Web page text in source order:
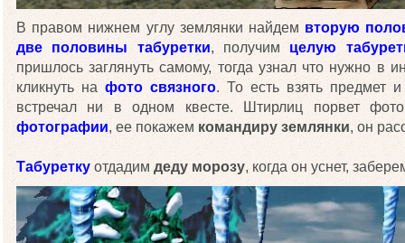
В правом нижнем углу землянки найдем вторую
две половины табуретки, получим целую
пришлось заглянуть самому, тогда узнал что нужно в
кликнуть на фото связного. То есть взять предмет
встречал ни в одном квесте. Штирлиц порвет
фотографии, ее покажем командиру землянки, он
Табуретку отдадим деду морозу, когда он уснет,